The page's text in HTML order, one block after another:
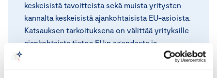
keskeisistä tavoitteista sekä muista yritysten
kannalta keskeisistä ajankohtaisista EU-asioista.
Katsauksen tarkoituksena on välittää yrityksille
ajankohtaista tietoa EU:n agendasta ja